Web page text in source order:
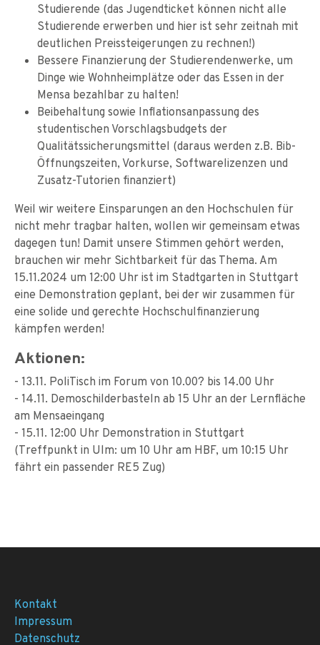
Studierende (das Jugendticket können nicht alle
Studierende erwerben und hier ist sehr zeitnah mit
deutlichen Preissteigerungen zu rechnen!)
Bessere Finanzierung der Studierendenwerke, um
Dinge wie Wohnheimplätze oder das Essen in der
Mensa bezahlbar zu halten!
Beibehaltung sowie Inflationsanpassung des
studentischen Vorschlagsbudgets der
Qualitätssicherungsmittel (daraus werden z.B. Bib-
Öffnungszeiten, Vorkurse, Softwarelizenzen und
Zusatz-Tutorien finanziert)
Weil wir weitere Einsparungen an den Hochschulen für
nicht mehr tragbar halten, wollen wir gemeinsam etwas
dagegen tun! Damit unsere Stimmen gehört werden,
brauchen wir mehr Sichtbarkeit für das Thema. Am
15.11.2024 um 12:00 Uhr ist im Stadtgarten in Stuttgart
eine Demonstration geplant, bei der wir zusammen für
eine solide und gerechte Hochschulfinanzierung
kämpfen werden!
Aktionen:
- 13.11. PoliTisch im Forum von 10.00? bis 14.00 Uhr
- 14.11. Demoschilderbasteln ab 15 Uhr an der Lernfläche
am Mensaeingang
- 15.11. 12:00 Uhr Demonstration in Stuttgart
(Treffpunkt in Ulm: um 10 Uhr am HBF, um 10:15 Uhr
fährt ein passender RE5 Zug)
Kontakt
Impressum
Datenschutz